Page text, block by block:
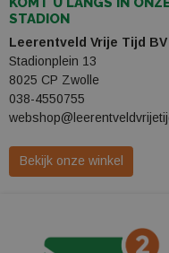
STADION
Leerentveld Vrije Tijd BV
Stadionplein 13
8025 CP Zwolle
038-4550755
Bekijk onze winkel